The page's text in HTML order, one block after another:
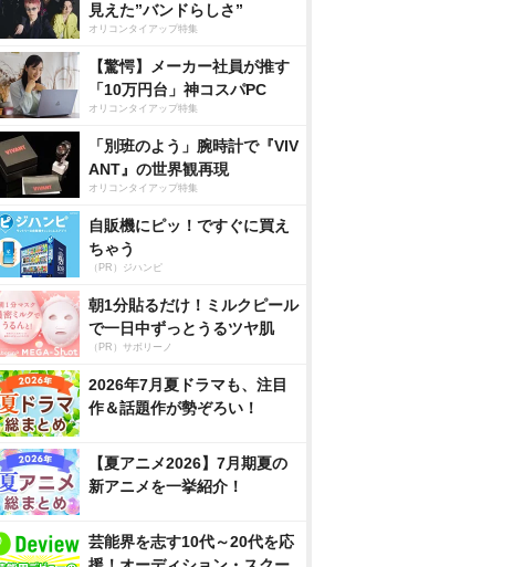
見えた”バンドらしさ”
オリコンタイアップ特集
【驚愕】メーカー社員が推す
「10万円台」神コスパPC
オリコンタイアップ特集
「別班のよう」腕時計で『VIV
ANT』の世界観再現
オリコンタイアップ特集
自販機にピッ！ですぐに買え
ちゃう
（PR）ジハンピ
朝1分貼るだけ！ミルクピール
で一日中ずっとうるツヤ肌
（PR）サボリーノ
2026年7月夏ドラマも、注目
作＆話題作が勢ぞろい！
【夏アニメ2026】7月期夏の
新アニメを一挙紹介！
芸能界を志す10代～20代を応